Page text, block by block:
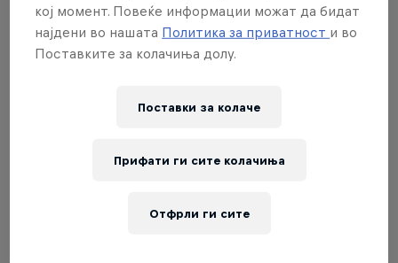
кој момент. Повеќе информации можат да бидат
најдени во нашата Политика за приватност и во
Поставките за колачиња долу.
Поставки за колачe
Отфрли ги сите
Прифати ги сите колачиња